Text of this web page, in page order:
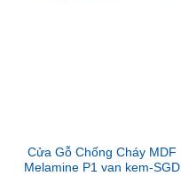
Cửa Gỗ Chống Cháy MDF
Melamine P1 van kem-SGD